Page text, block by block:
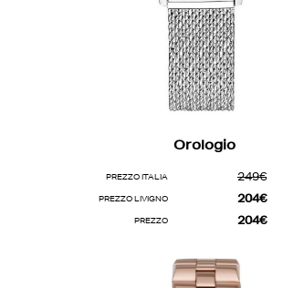
Orologio
PREZZO ITALIA 249€
PREZZO LIVIGNO 204€
PREZZO 204€